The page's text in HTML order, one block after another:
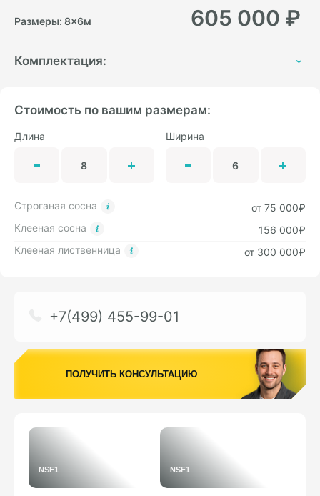
Размеры: 8×6м 605 000 ₽
Комплектация:
Стоимость по вашим размерам:
Длина Ширина
Строганая сосна
от 75 000₽
Клееная сосна
156 000₽
Клееная лиственница
от 300 000₽
+7(499) 455-99-01
ПОЛУЧИТЬ КОНСУЛЬТАЦИЮ
NSF1 NSF1